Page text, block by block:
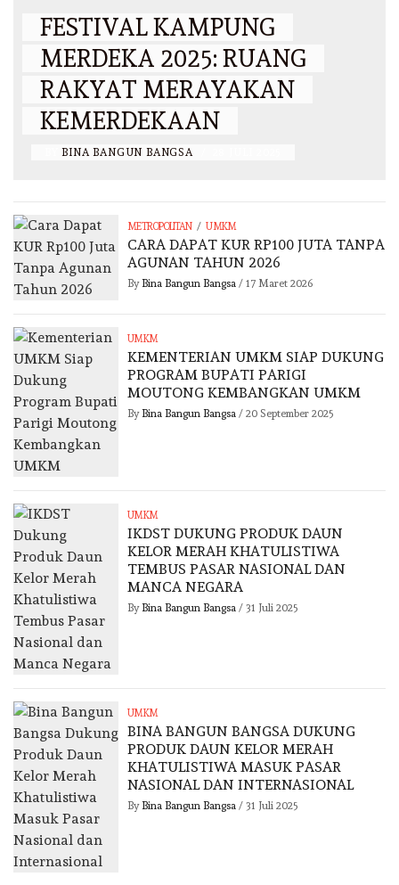
FESTIVAL KAMPUNG
MERDEKA 2025: RUANG
RAKYAT MERAYAKAN
KEMERDEKAAN
BINA BANGUN BANGSA
METROPOLITAN / UMKM
CARA DAPAT KUR RP100 JUTA TANPA
AGUNAN TAHUN 2026
By Bina Bangun Bangsa / 17 Maret 2026
UMKM
KEMENTERIAN UMKM SIAP DUKUNG
PROGRAM BUPATI PARIGI
MOUTONG KEMBANGKAN UMKM
By Bina Bangun Bangsa / 20 September 2025
UMKM
IKDST DUKUNG PRODUK DAUN
KELOR MERAH KHATULISTIWA
TEMBUS PASAR NASIONAL DAN
MANCA NEGARA
By Bina Bangun Bangsa / 31 Juli 2025
UMKM
BINA BANGUN BANGSA DUKUNG
PRODUK DAUN KELOR MERAH
KHATULISTIWA MASUK PASAR
NASIONAL DAN INTERNASIONAL
By Bina Bangun Bangsa / 31 Juli 2025